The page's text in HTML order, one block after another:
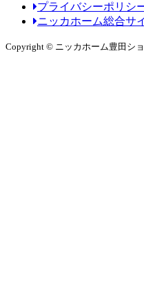
プライバシーポリシ
ニッカホーム総合サ
Copyright © ニッカホーム豊田シ